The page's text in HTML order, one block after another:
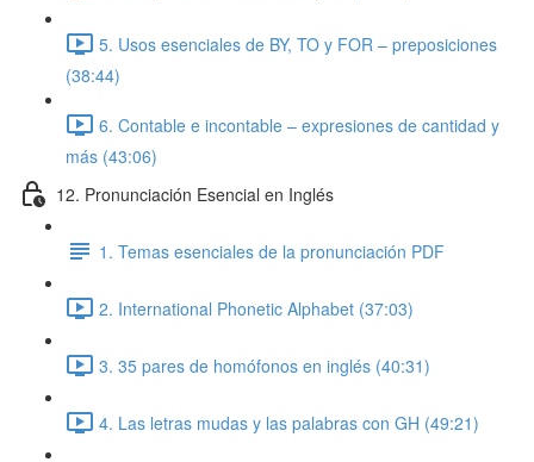
5. Usos esenciales de BY, TO y FOR – preposiciones
(38:44)
6. Contable e incontable – expresiones de cantidad y
más (43:06)
12. Pronunciación Esencial en Inglés
1. Temas esenciales de la pronunciación PDF
2. International Phonetic Alphabet (37:03)
3. 35 pares de homófonos en inglés (40:31)
4. Las letras mudas y las palabras con GH (49:21)